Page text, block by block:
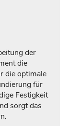
der
die
die optimale
für
Festigkeit
sorgt das